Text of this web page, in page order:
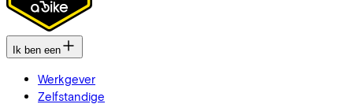
Ik ben een
Werkgever
Zelfstandige